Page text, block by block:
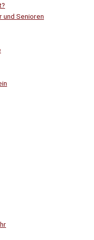
und Senioren